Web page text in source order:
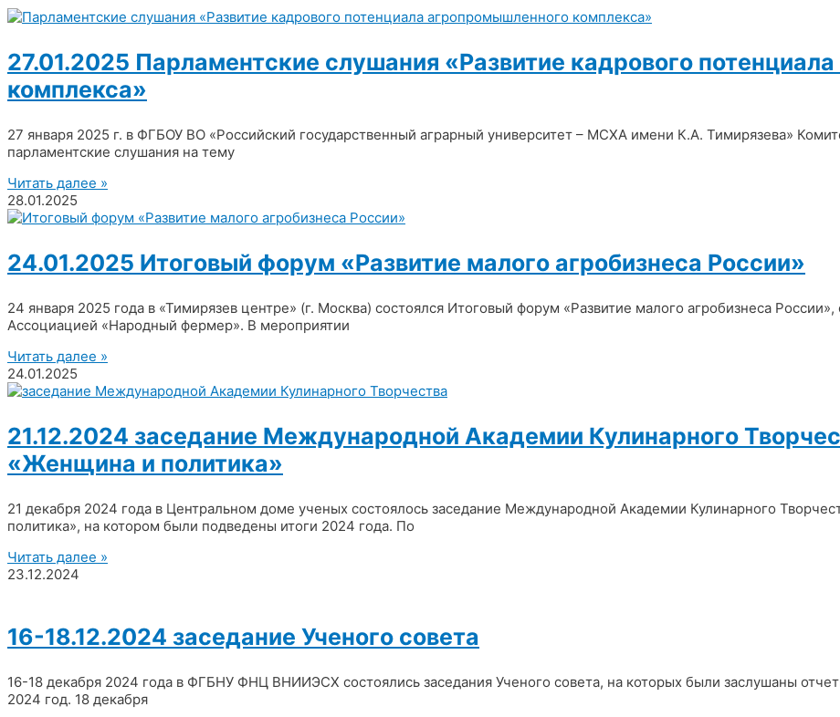
27.01.2025 Парламентские слушания «Развитие кадрового
комплекса»
27 января 2025 г. в ФГБОУ ВО «Российский государственный аграрный университет – МСХА имени К.А. Тимирязева»
парламентские слушания на тему
Читать далее »
28.01.2025
24.01.2025 Итоговый форум «Развитие малого агробизнеса России»
24 января 2025 года в «Тимирязев центре» (г. Москва) состоялся Итоговый форум «Развитие малого агробизнеса
Ассоциацией «Народный фермер». В мероприятии
Читать далее »
24.01.2025
21.12.2024 заседание Международной Академии Кулинарного
«Женщина и политика»
21 декабря 2024 года в Центральном доме ученых состоялось заседание Международной Академии Кулинарного
политика», на котором были подведены итоги 2024 года. По
Читать далее »
23.12.2024
16-18.12.2024 заседание Ученого совета
16-18 декабря 2024 года в ФГБНУ ФНЦ ВНИИЭСХ состоялись заседания Ученого совета, на которых были заслушаны
2024 год. 18 декабря